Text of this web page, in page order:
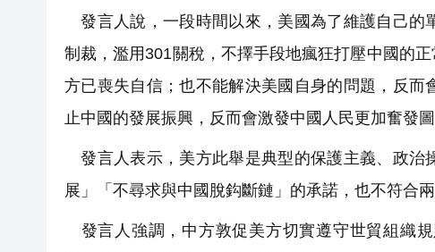
發言人說，一段時間以來，美國為了維護自己的
制裁，濫用301關稅，不擇手段地瘋狂打壓中國的
方已喪失自信；也不能解決美國自身的問題，反
止中國的發展振興，反而會激發中國人民更加奮發圖
發言人表示，美方此舉是典型的保護主義、政治
展」「不尋求與中國脫鈎斷鏈」的承諾，也不符合
發言人強調，中方敦促美方切實遵守世貿組織